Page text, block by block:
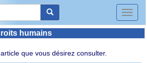
Toggle
humains
que vous désirez consulter.